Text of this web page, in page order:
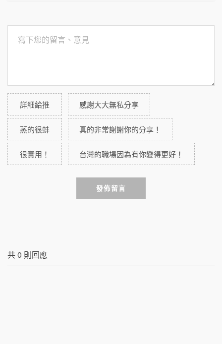
詳細給推 感謝大大無私分享
蒸的很蚌 真的非常謝謝你的分享！
很實用！ 台灣的職場因為有你變得更好！
發佈留言
共0 則回應